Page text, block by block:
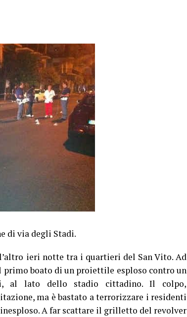
di via degli Stadi.
ieri notte tra i quartieri del San Vito. Ad
boato di un proiettile esploso contro un
al lato dello stadio cittadino. Il colpo,
ma è bastato a terrorizzare i residenti
A far scattare il grilletto del revolver